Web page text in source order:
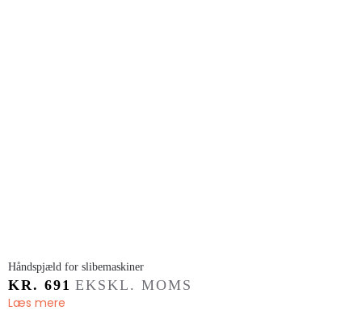
​Håndspjæld for slibemaskiner
KR. 691 EKSKL. MOMS
Læs mere